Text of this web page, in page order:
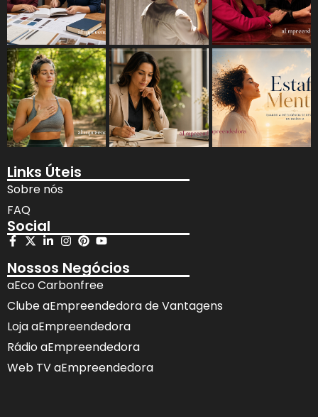
Links Úteis
Sobre nós
FAQ
Social
Nossos Negócios
aEco Carbonfree
Clube aEmpreendedora de Vantagens
Loja aEmpreendedora
Rádio aEmpreendedora
Web TV aEmpreendedora